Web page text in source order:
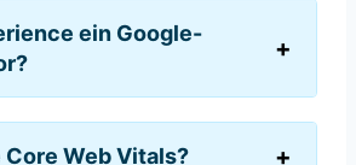
ein Google-
Core Web Vitals?